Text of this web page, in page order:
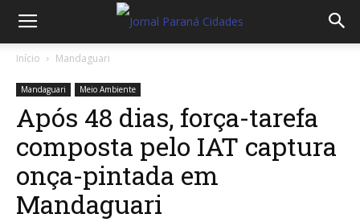
Início Mandaguari
Mandaguari Meio Ambiente
Após 48 dias, força-tarefa
composta pelo IAT captura
onça-pintada em
Mandaguari